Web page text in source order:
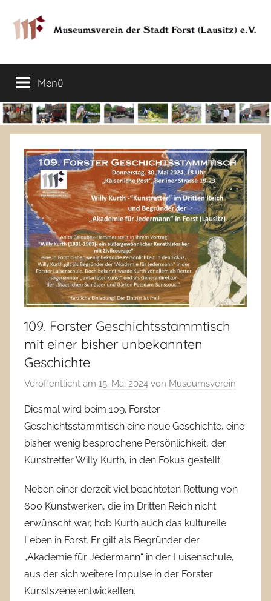
Inhalt
springen
Museumsverein
der
Stadt
Forst
(Lausitz)
e.V.
37
–
03149
Menü
109. Forster Geschichtsstammtisch
mit einer bisher unbekannten
Geschichte
Veröffentlicht am 15. Mai 2024 von Museumsverein
Diesmal wird beim 109. Forster
Geschichtsstammtisch eine neue Geschichte, eine
bisher wenig besprochene Persönlichkeit, der
Kunstretter Willy Kurth, in den Fokus gestellt.
Neben einer derzeit viel beachteten Rettung von
600 Kunstwerken, die im Dritten Reich nicht
erwünscht war, hob Kurth auch das kulturelle
Leben in Forst. Er gilt als Begründer der
„Akademie für Jedermann“ in der Luisenschule,
aus der sich weitere Impulse in der Forster
Kunstszene entwickelten.